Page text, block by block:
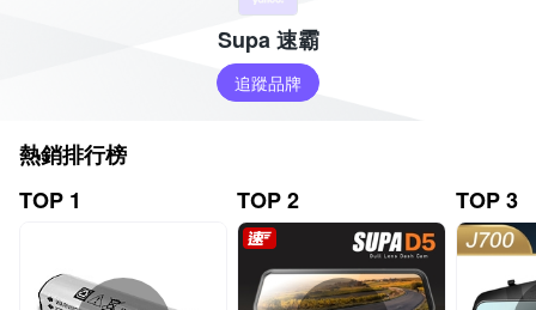
Supa 速霸
追蹤品牌
熱銷排行榜
TOP 1
TOP 2 TOP 3